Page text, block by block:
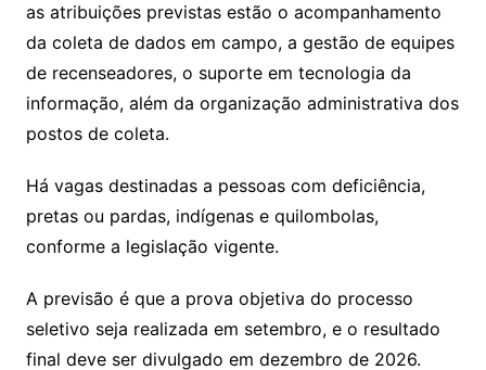
as atribuições previstas estão o acompanhamento
da coleta de dados em campo, a gestão de equipes
de recenseadores, o suporte em tecnologia da
informação, além da organização administrativa dos
postos de coleta.
Há vagas destinadas a pessoas com deficiência,
pretas ou pardas, indígenas e quilombolas,
conforme a legislação vigente.
A previsão é que a prova objetiva do processo
seletivo seja realizada em setembro, e o resultado
final deve ser divulgado em dezembro de 2026.